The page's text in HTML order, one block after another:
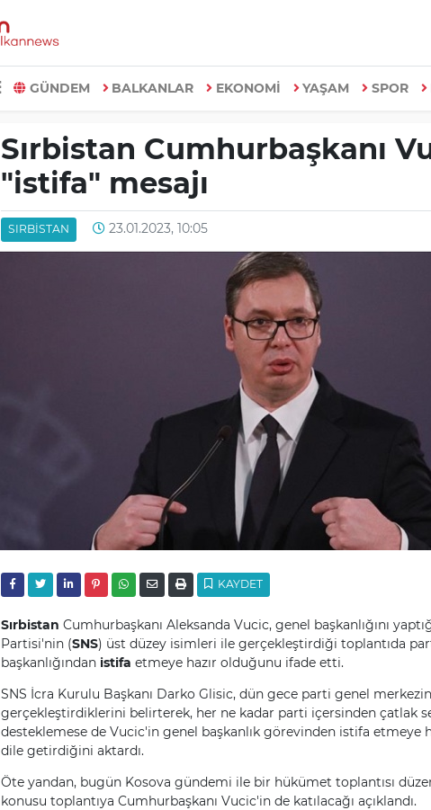
GÜNDEM BALKANLAR EKONOMİ YAŞAM SPOR
Sırbistan Cumhurbaşkanı
"istifa" mesajı
SIRBISTAN 23.01.2023, 10:05
KAYDET
Sırbistan Cumhurbaşkanı Aleksanda Vucic, genel başkanlığını
Partisi'nin (SNS) üst düzey isimleri ile gerçekleştirdiği toplantıda
başkanlığından istifa etmeye hazır olduğunu ifade etti.
SNS İcra Kurulu Başkanı Darko Glisic, dün gece parti genel
gerçekleştirdiklerini belirterek, her ne kadar parti içersinden çatlak
desteklemese de Vucic'in genel başkanlık görevinden istifa etmeye
dile getirdiğini aktardı.
Öte yandan, bugün Kosova gündemi ile bir hükümet toplantısı
konusu toplantıya Cumhurbaşkanı Vucic'in de katılacağı açıklandı.